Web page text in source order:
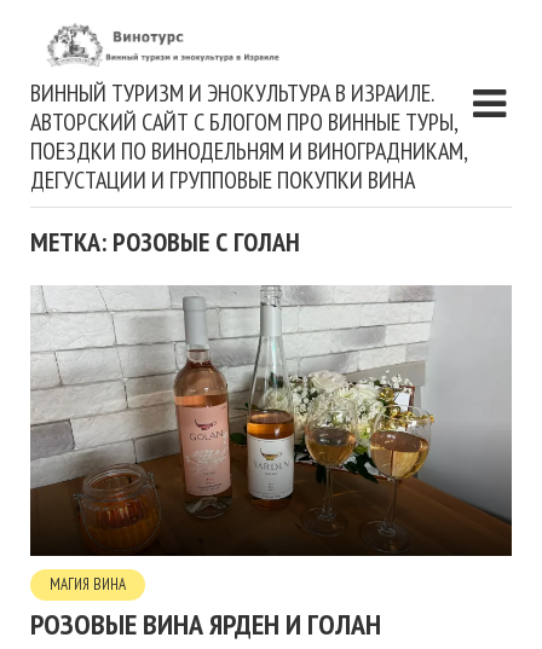
ВИННЫЙ ТУРИЗМ И ЭНОКУЛЬТУРА В ИЗРАИЛЕ.
АВТОРСКИЙ САЙТ С БЛОГОМ ПРО ВИННЫЕ ТУРЫ,
ПОЕЗДКИ ПО ВИНОДЕЛЬНЯМ И ВИНОГРАДНИКАМ,
ДЕГУСТАЦИИ И ГРУППОВЫЕ ПОКУПКИ ВИНА
МЕТКА: РОЗОВЫЕ С ГОЛАН
МАГИЯ ВИНА
РОЗОВЫЕ ВИНА ЯРДЕН И ГОЛАН